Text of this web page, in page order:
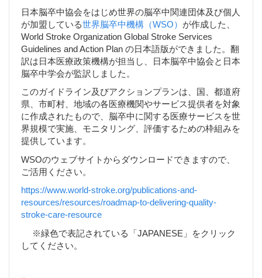
日本脳卒中協会をはじめ世界の脳卒中関連団体及び個人
が加盟している世界脳卒中機構（WSO） が作成した、
World Stroke Organization Global Stroke Services
Guidelines and Action Plan の日本語版ができました。翻
訳は日本医療政策機構が担当し、日本脳卒中協会と日本
脳卒中学会が監訳しました。
このガイドライン及びアクションプランは、国、都道府
県、市町村、地域の各医療機関やサービス提供者を対象
に作成されたもので、脳卒中に関する医療サービスを世
界規模で実施、モニタリング、評価するための枠組みを
提供しています。
WSOのウェブサイトからダウンロードできますので、
ご活用ください。
https://www.world-stroke.org/publications-and-
resources/resources/roadmap-to-delivering-quality-
stroke-care-resource
※緑色で表記されている「JAPANESE」をクリック
してください。